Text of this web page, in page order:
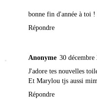
bonne fin d'année à toi !
Répondre
Anonyme 30
J'adore tes nouvelles
Et Marylou tjs aussi
Répondre